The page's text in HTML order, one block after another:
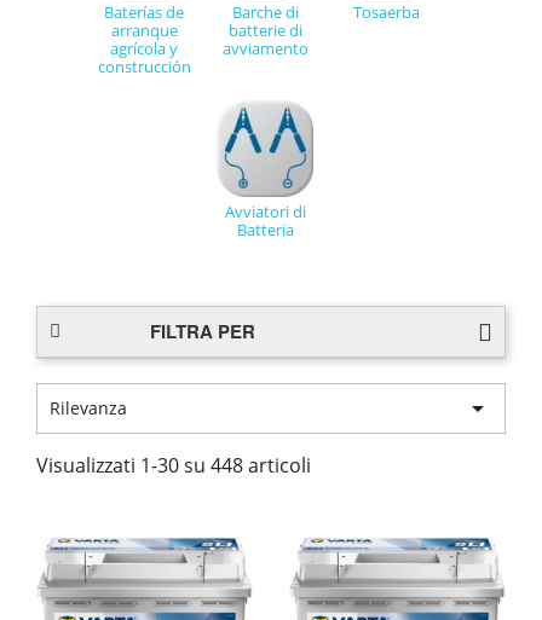
Baterías de
arranque
agrícola y
construcción
Barche di
batterie di
avviamento
Tosaerba
Avviatori di
Batteria
FILTRA PER
Rilevanza 
Visualizzati 1-30 su 448 articoli